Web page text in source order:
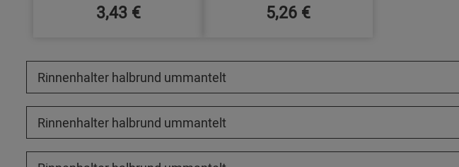
3,43 € 5,26 €
Rinnenhalter halbrund ummantelt
Rinnenhalter halbrund ummantelt